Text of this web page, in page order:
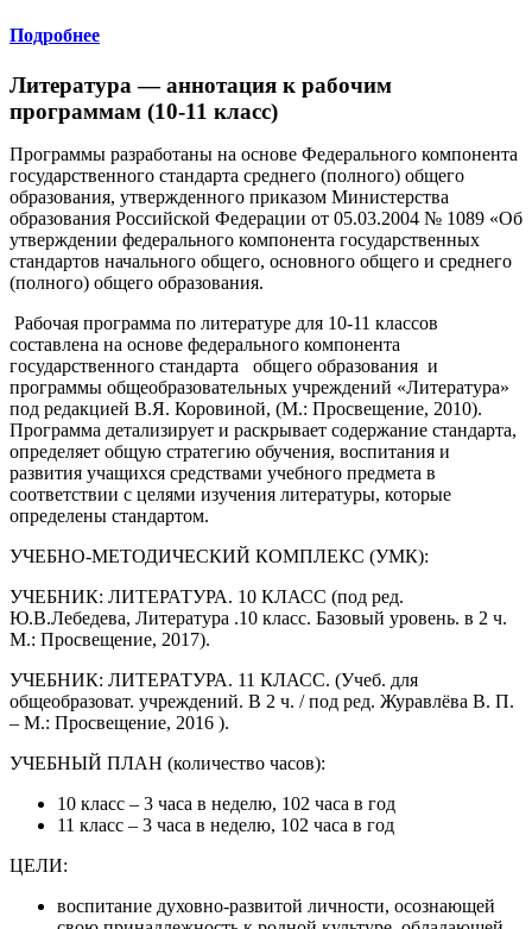
Подробнее
Литература — аннотация к рабочим
программам (10-11 класс)
Программы разработаны на основе Федерального компонента
государственного стандарта среднего (полного) общего
образования, утвержденного приказом Министерства
образования Российской Федерации от 05.03.2004 № 1089 «Об
утверждении федерального компонента государственных
стандартов начального общего, основного общего и среднего
(полного) общего образования.
Рабочая программа по литературе для 10-11 классов
составлена на основе федерального компонента
государственного стандарта общего образования и
программы общеобразовательных учреждений «Литература»
под редакцией В.Я. Коровиной, (М.: Просвещение, 2010).
Программа детализирует и раскрывает содержание стандарта,
определяет общую стратегию обучения, воспитания и
развития учащихся средствами учебного предмета в
соответствии с целями изучения литературы, которые
определены стандартом.
УЧЕБНО-МЕТОДИЧЕСКИЙ КОМПЛЕКС (УМК):
УЧЕБНИК: ЛИТЕРАТУРА. 10 КЛАСС (под ред.
Ю.В.Лебедева, Литература .10 класс. Базовый уровень. в 2 ч.
М.: Просвещение, 2017).
УЧЕБНИК: ЛИТЕРАТУРА. 11 КЛАСС. (Учеб. для
общеобразоват. учреждений. В 2 ч. / под ред. Журавлёва В. П.
– М.: Просвещение, 2016 ).
УЧЕБНЫЙ ПЛАН (количество часов):
10 класс – 3 часа в неделю, 102 часа в год
11 класс – 3 часа в неделю, 102 часа в год
ЦЕЛИ:
воспитание духовно-развитой личности, осознающей